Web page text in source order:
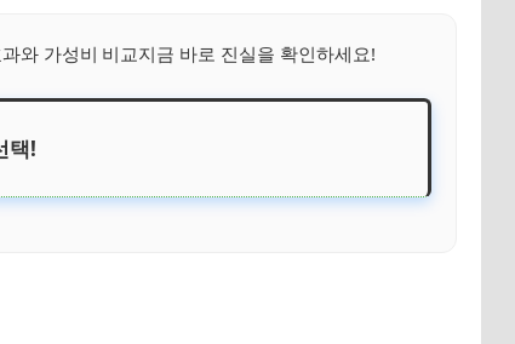
와 가성비 비교지금 바로 진실을 확인하세요!
택!